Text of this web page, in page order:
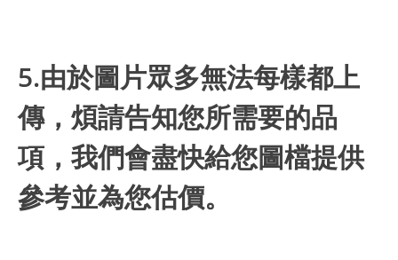
5.由於圖片眾多無法每樣都上
傳，煩請告知您所需要的品
項，我們會盡快給您圖檔提供
參考並為您估價。